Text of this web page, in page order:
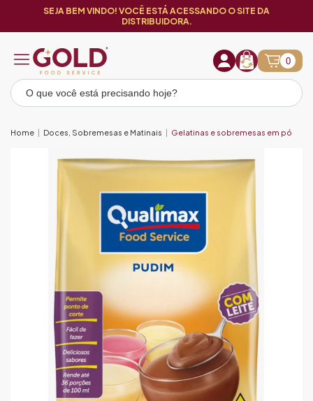
SEJA BEM VINDO! VOCÊ ESTÁ ACESSANDO O SITE DA
DISTRIBUIDORA.
0
Home Doces, Sobremesas e Matinais Gelatinas e sobremesas em pó